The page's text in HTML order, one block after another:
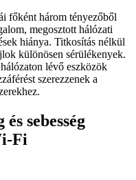
főként három tényezőből
megosztott hálózati
hiánya. Titkosítás nélkül
különösen sérülékenyek.
lévő eszközök
szerezzenek a
sebesség
Fi